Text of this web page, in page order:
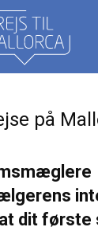
på
dit første